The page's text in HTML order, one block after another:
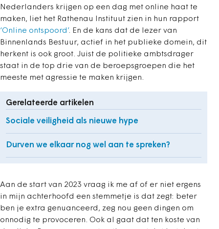
Nederlanders krijgen op een dag met online haat te
maken, liet het Rathenau Instituut zien in hun rapport
‘Online ontspoord’. En de kans dat de lezer van
Binnenlands Bestuur, actief in het publieke domein, dit
herkent is ook groot. Juist de politieke ambtsdrager
staat in de top drie van de beroepsgroepen die het
meeste met agressie te maken krijgen.
Gerelateerde artikelen
Sociale veiligheid als nieuwe hype
Durven we elkaar nog wel aan te spreken?
Aan de start van 2023 vraag ik me af of er niet ergens
in mijn achterhoofd een stemmetje is dat zegt: beter
ben je extra genuanceerd, zeg nou geen dingen om
onnodig te provoceren. Ook al gaat dat ten koste van